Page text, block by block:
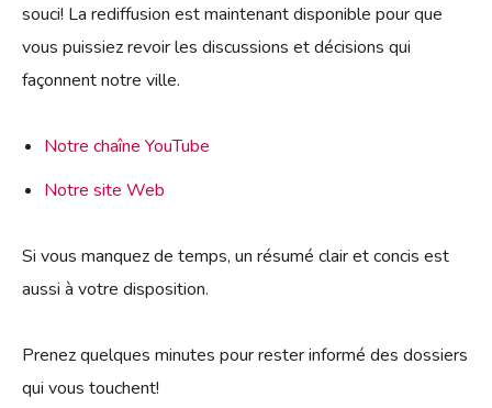
souci! La rediffusion est maintenant disponible pour que
vous puissiez revoir les discussions et décisions qui
façonnent notre ville.
Notre chaîne YouTube
Notre site Web
Si vous manquez de temps, un résumé clair et concis est
aussi à votre disposition.
Prenez quelques minutes pour rester informé des dossiers
qui vous touchent!